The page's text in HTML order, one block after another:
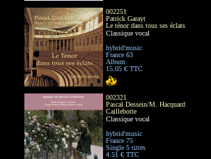
002251
Patrick Garayt
Le ténor dans tous ses éclats
Classique vocal
hybrid'music
France 63
Album
15.05 € TTC
002321
Pascal Dessein/M. Hacquard
Caillebotte
Classique vocal
hybrid'music
France 75
Single 5 titres
4.51 € TTC